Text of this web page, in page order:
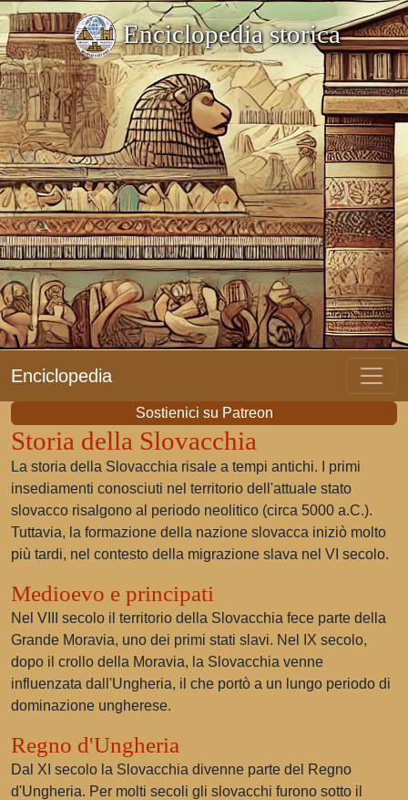
Enciclopedia storica
Enciclopedia
Sostienici su Patreon
Storia della Slovacchia
La storia della Slovacchia risale a tempi antichi. I primi
insediamenti conosciuti nel territorio dell'attuale stato
slovacco risalgono al periodo neolitico (circa 5000 a.C.).
Tuttavia, la formazione della nazione slovacca iniziò molto
più tardi, nel contesto della migrazione slava nel VI secolo.
Medioevo e principati
Nel VIII secolo il territorio della Slovacchia fece parte della
Grande Moravia, uno dei primi stati slavi. Nel IX secolo,
dopo il crollo della Moravia, la Slovacchia venne
influenzata dall'Ungheria, il che portò a un lungo periodo di
dominazione ungherese.
Regno d'Ungheria
Dal XI secolo la Slovacchia divenne parte del Regno
d'Ungheria. Per molti secoli gli slovacchi furono sotto il